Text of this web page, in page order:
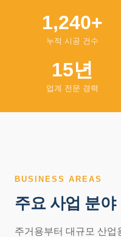
1,240+
누적 시공 건수
15년
업계 전문 경력
BUSINESS AREAS
주요 사업 분야
주거용부터 대규모 산업